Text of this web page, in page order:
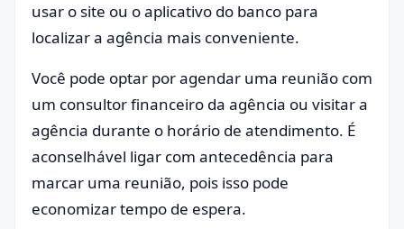
usar o site ou o aplicativo do banco para
localizar a agência mais conveniente.
Você pode optar por agendar uma reunião com
um consultor financeiro da agência ou visitar a
agência durante o horário de atendimento. É
aconselhável ligar com antecedência para
marcar uma reunião, pois isso pode
economizar tempo de espera.